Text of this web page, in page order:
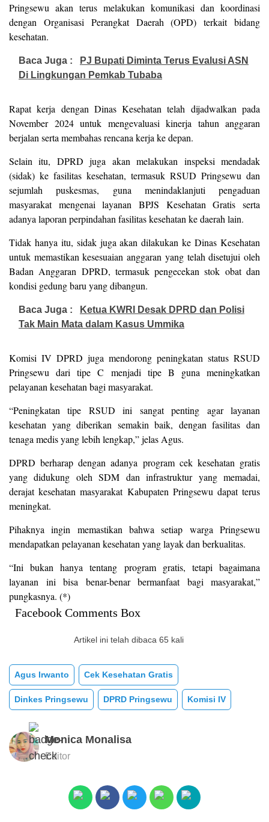
Pringsewu akan terus melakukan komunikasi dan koordinasi
dengan Organisasi Perangkat Daerah (OPD) terkait bidang
kesehatan.
Baca Juga :
PJ Bupati Diminta Terus Evalusi ASN
Di Lingkungan Pemkab Tubaba
Rapat kerja dengan Dinas Kesehatan telah dijadwalkan pada
November 2024 untuk mengevaluasi kinerja tahun anggaran
berjalan serta membahas rencana kerja ke depan.
Selain itu, DPRD juga akan melakukan inspeksi mendadak
(sidak) ke fasilitas kesehatan, termasuk RSUD Pringsewu dan
sejumlah puskesmas, guna menindaklanjuti pengaduan
masyarakat mengenai layanan BPJS Kesehatan Gratis serta
adanya laporan perpindahan fasilitas kesehatan ke daerah lain.
Tidak hanya itu, sidak juga akan dilakukan ke Dinas Kesehatan
untuk memastikan kesesuaian anggaran yang telah disetujui oleh
Badan Anggaran DPRD, termasuk pengecekan stok obat dan
kondisi gedung baru yang dibangun.
Baca Juga :
Ketua KWRI Desak DPRD dan Polisi
Tak Main Mata dalam Kasus Ummika
Komisi IV DPRD juga mendorong peningkatan status RSUD
Pringsewu dari tipe C menjadi tipe B guna meningkatkan
pelayanan kesehatan bagi masyarakat.
“Peningkatan tipe RSUD ini sangat penting agar layanan
kesehatan yang diberikan semakin baik, dengan fasilitas dan
tenaga medis yang lebih lengkap,” jelas Agus.
DPRD berharap dengan adanya program cek kesehatan gratis
yang didukung oleh SDM dan infrastruktur yang memadai,
derajat kesehatan masyarakat Kabupaten Pringsewu dapat terus
meningkat.
Pihaknya ingin memastikan bahwa setiap warga Pringsewu
mendapatkan pelayanan kesehatan yang layak dan berkualitas.
“Ini bukan hanya tentang program gratis, tetapi bagaimana
layanan ini bisa benar-benar bermanfaat bagi masyarakat,”
pungkasnya. (*)
Facebook Comments Box
Artikel ini telah dibaca 65 kali
Agus Irwanto Cek Kesehatan Gratis
Dinkes Pringsewu DPRD Pringsewu Komisi IV
Monica Monalisa
Editor